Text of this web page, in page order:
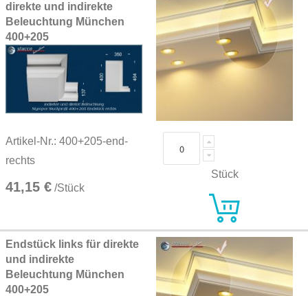
direkte und indirekte
Beleuchtung München
400+205
Artikel-Nr.: 400+205-end-
rechts
41,15 € /Stück
Stück
Endstück links für direkte
und indirekte
Beleuchtung München
400+205